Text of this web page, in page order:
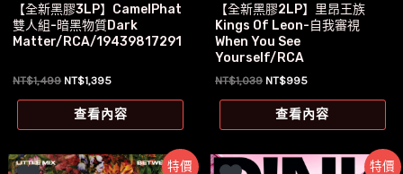
【全新黑膠3LP】CamelPhat
雙人組-暗黑物質Dark
Matter/RCA/19439817291
NT$1,499 原
價
格：
NT$1,395目
價
格：
查看內容
【全新黑膠2LP】里昂王族
Kings Of Leon-自我審視
When You See
Yourself/RCA
NT$1,039 原
價
格：
NT$995目
價
格：
查看內容
特價 特價